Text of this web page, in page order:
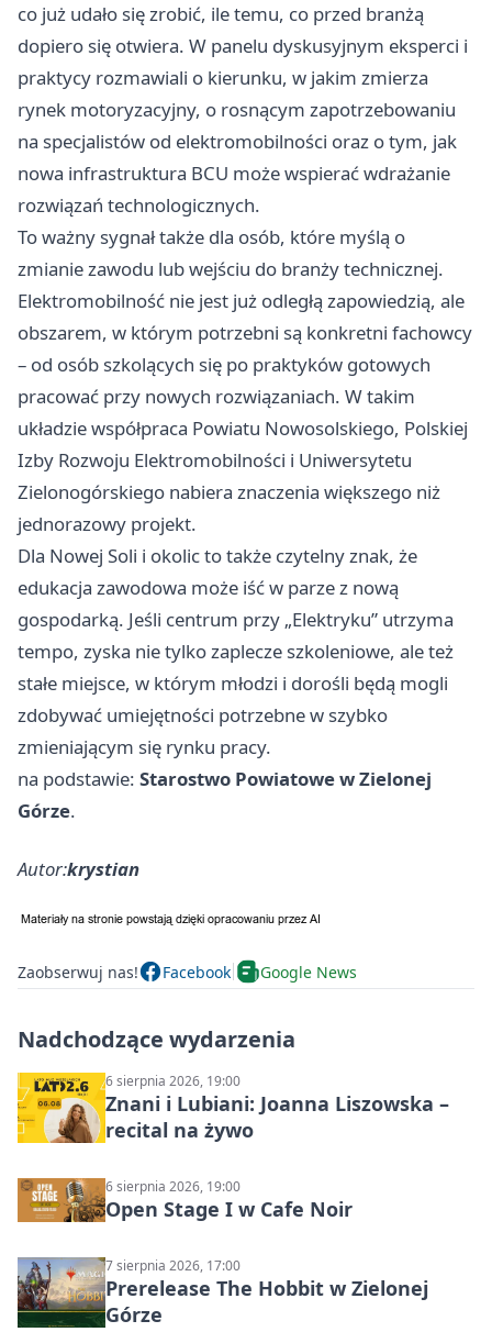
co już udało się zrobić, ile temu, co przed branżą
dopiero się otwiera. W panelu dyskusyjnym eksperci i
praktycy rozmawiali o kierunku, w jakim zmierza
rynek motoryzacyjny, o rosnącym zapotrzebowaniu
na specjalistów od elektromobilności oraz o tym, jak
nowa infrastruktura BCU może wspierać wdrażanie
rozwiązań technologicznych.
To ważny sygnał także dla osób, które myślą o
zmianie zawodu lub wejściu do branży technicznej.
Elektromobilność nie jest już odległą zapowiedzią, ale
obszarem, w którym potrzebni są konkretni fachowcy
– od osób szkolących się po praktyków gotowych
pracować przy nowych rozwiązaniach. W takim
układzie współpraca Powiatu Nowosolskiego, Polskiej
Izby Rozwoju Elektromobilności i Uniwersytetu
Zielonogórskiego nabiera znaczenia większego niż
jednorazowy projekt.
Dla Nowej Soli i okolic to także czytelny znak, że
edukacja zawodowa może iść w parze z nową
gospodarką. Jeśli centrum przy „Elektryku” utrzyma
tempo, zyska nie tylko zaplecze szkoleniowe, ale też
stałe miejsce, w którym młodzi i dorośli będą mogli
zdobywać umiejętności potrzebne w szybko
zmieniającym się rynku pracy.
na podstawie: Starostwo Powiatowe w Zielonej
Górze.
Autor:krystian
Zaobserwuj nas! Facebook Google News
Nadchodzące wydarzenia
6 sierpnia 2026, 19:00
Znani i Lubiani: Joanna Liszowska –
recital na żywo
6 sierpnia 2026, 19:00
Open Stage I w Cafe Noir
7 sierpnia 2026, 17:00
Prerelease The Hobbit w Zielonej
Górze